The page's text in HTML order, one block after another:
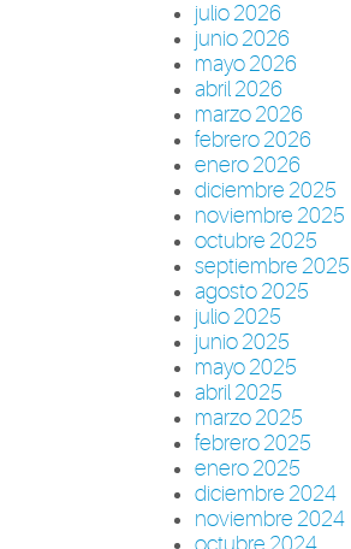
julio 2026
junio 2026
mayo 2026
abril 2026
marzo 2026
febrero 2026
enero 2026
diciembre 2025
noviembre 2025
octubre 2025
septiembre 2025
agosto 2025
julio 2025
junio 2025
mayo 2025
abril 2025
marzo 2025
febrero 2025
enero 2025
diciembre 2024
noviembre 2024
octubre 2024